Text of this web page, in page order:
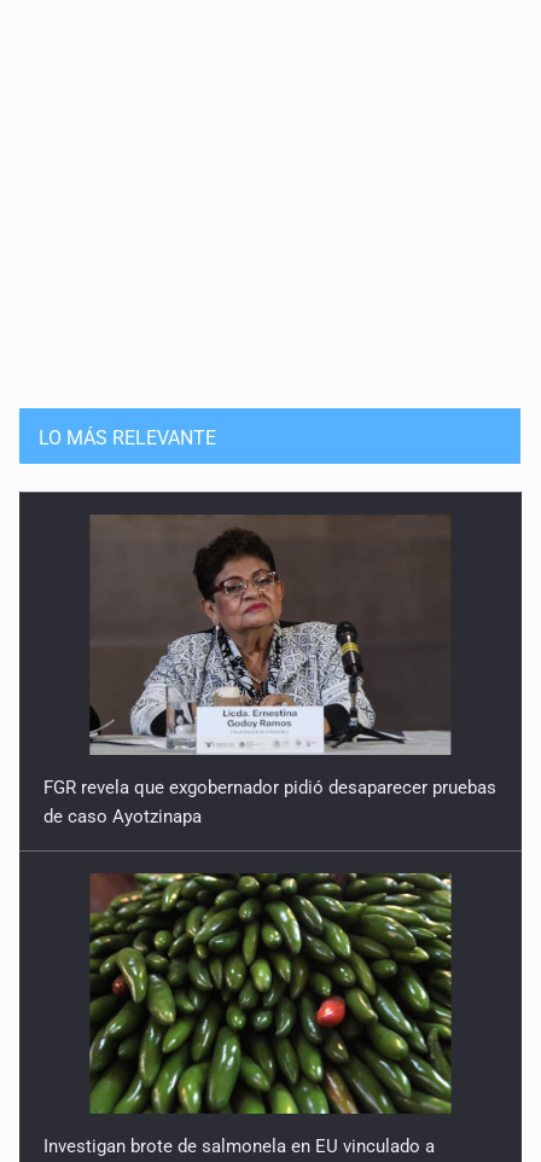
LO MÁS RELEVANTE
FGR revela que exgobernador pidió desaparecer pruebas
de caso Ayotzinapa
Investigan brote de salmonela en EU vinculado a